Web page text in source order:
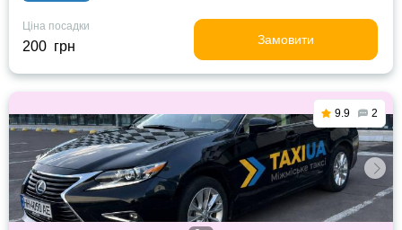
Ціна посадки
200 грн Замовити
9.9 2